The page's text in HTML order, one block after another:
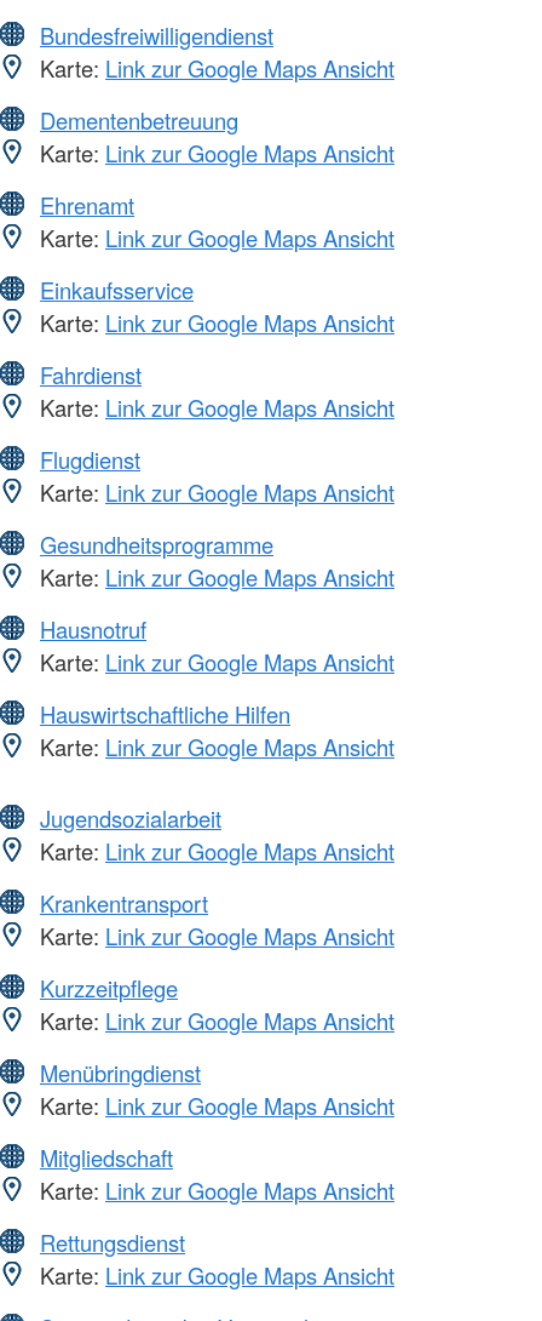
Bundesfreiwilligendienst
Karte: Link zur Google Maps Ansicht
Dementenbetreuung
Karte: Link zur Google Maps Ansicht
Ehrenamt
Karte: Link zur Google Maps Ansicht
Einkaufsservice
Karte: Link zur Google Maps Ansicht
Fahrdienst
Karte: Link zur Google Maps Ansicht
Flugdienst
Karte: Link zur Google Maps Ansicht
Gesundheitsprogramme
Karte: Link zur Google Maps Ansicht
Hausnotruf
Karte: Link zur Google Maps Ansicht
Hauswirtschaftliche Hilfen
Karte: Link zur Google Maps Ansicht
Jugendsozialarbeit
Karte: Link zur Google Maps Ansicht
Krankentransport
Karte: Link zur Google Maps Ansicht
Kurzzeitpflege
Karte: Link zur Google Maps Ansicht
Menübringdienst
Karte: Link zur Google Maps Ansicht
Mitgliedschaft
Karte: Link zur Google Maps Ansicht
Rettungsdienst
Karte: Link zur Google Maps Ansicht